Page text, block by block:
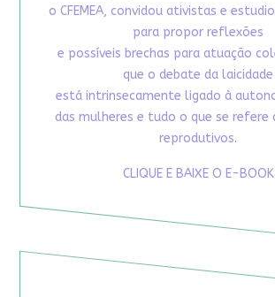
o CFEMEA, convidou ativistas e
para propor reflexões
e possíveis brechas para atuação
que o debate da laicidade
está intrinsecamente ligado à
das mulheres e tudo o que se refere
reprodutivos.
CLIQUE E BAIXE O E-BOOK